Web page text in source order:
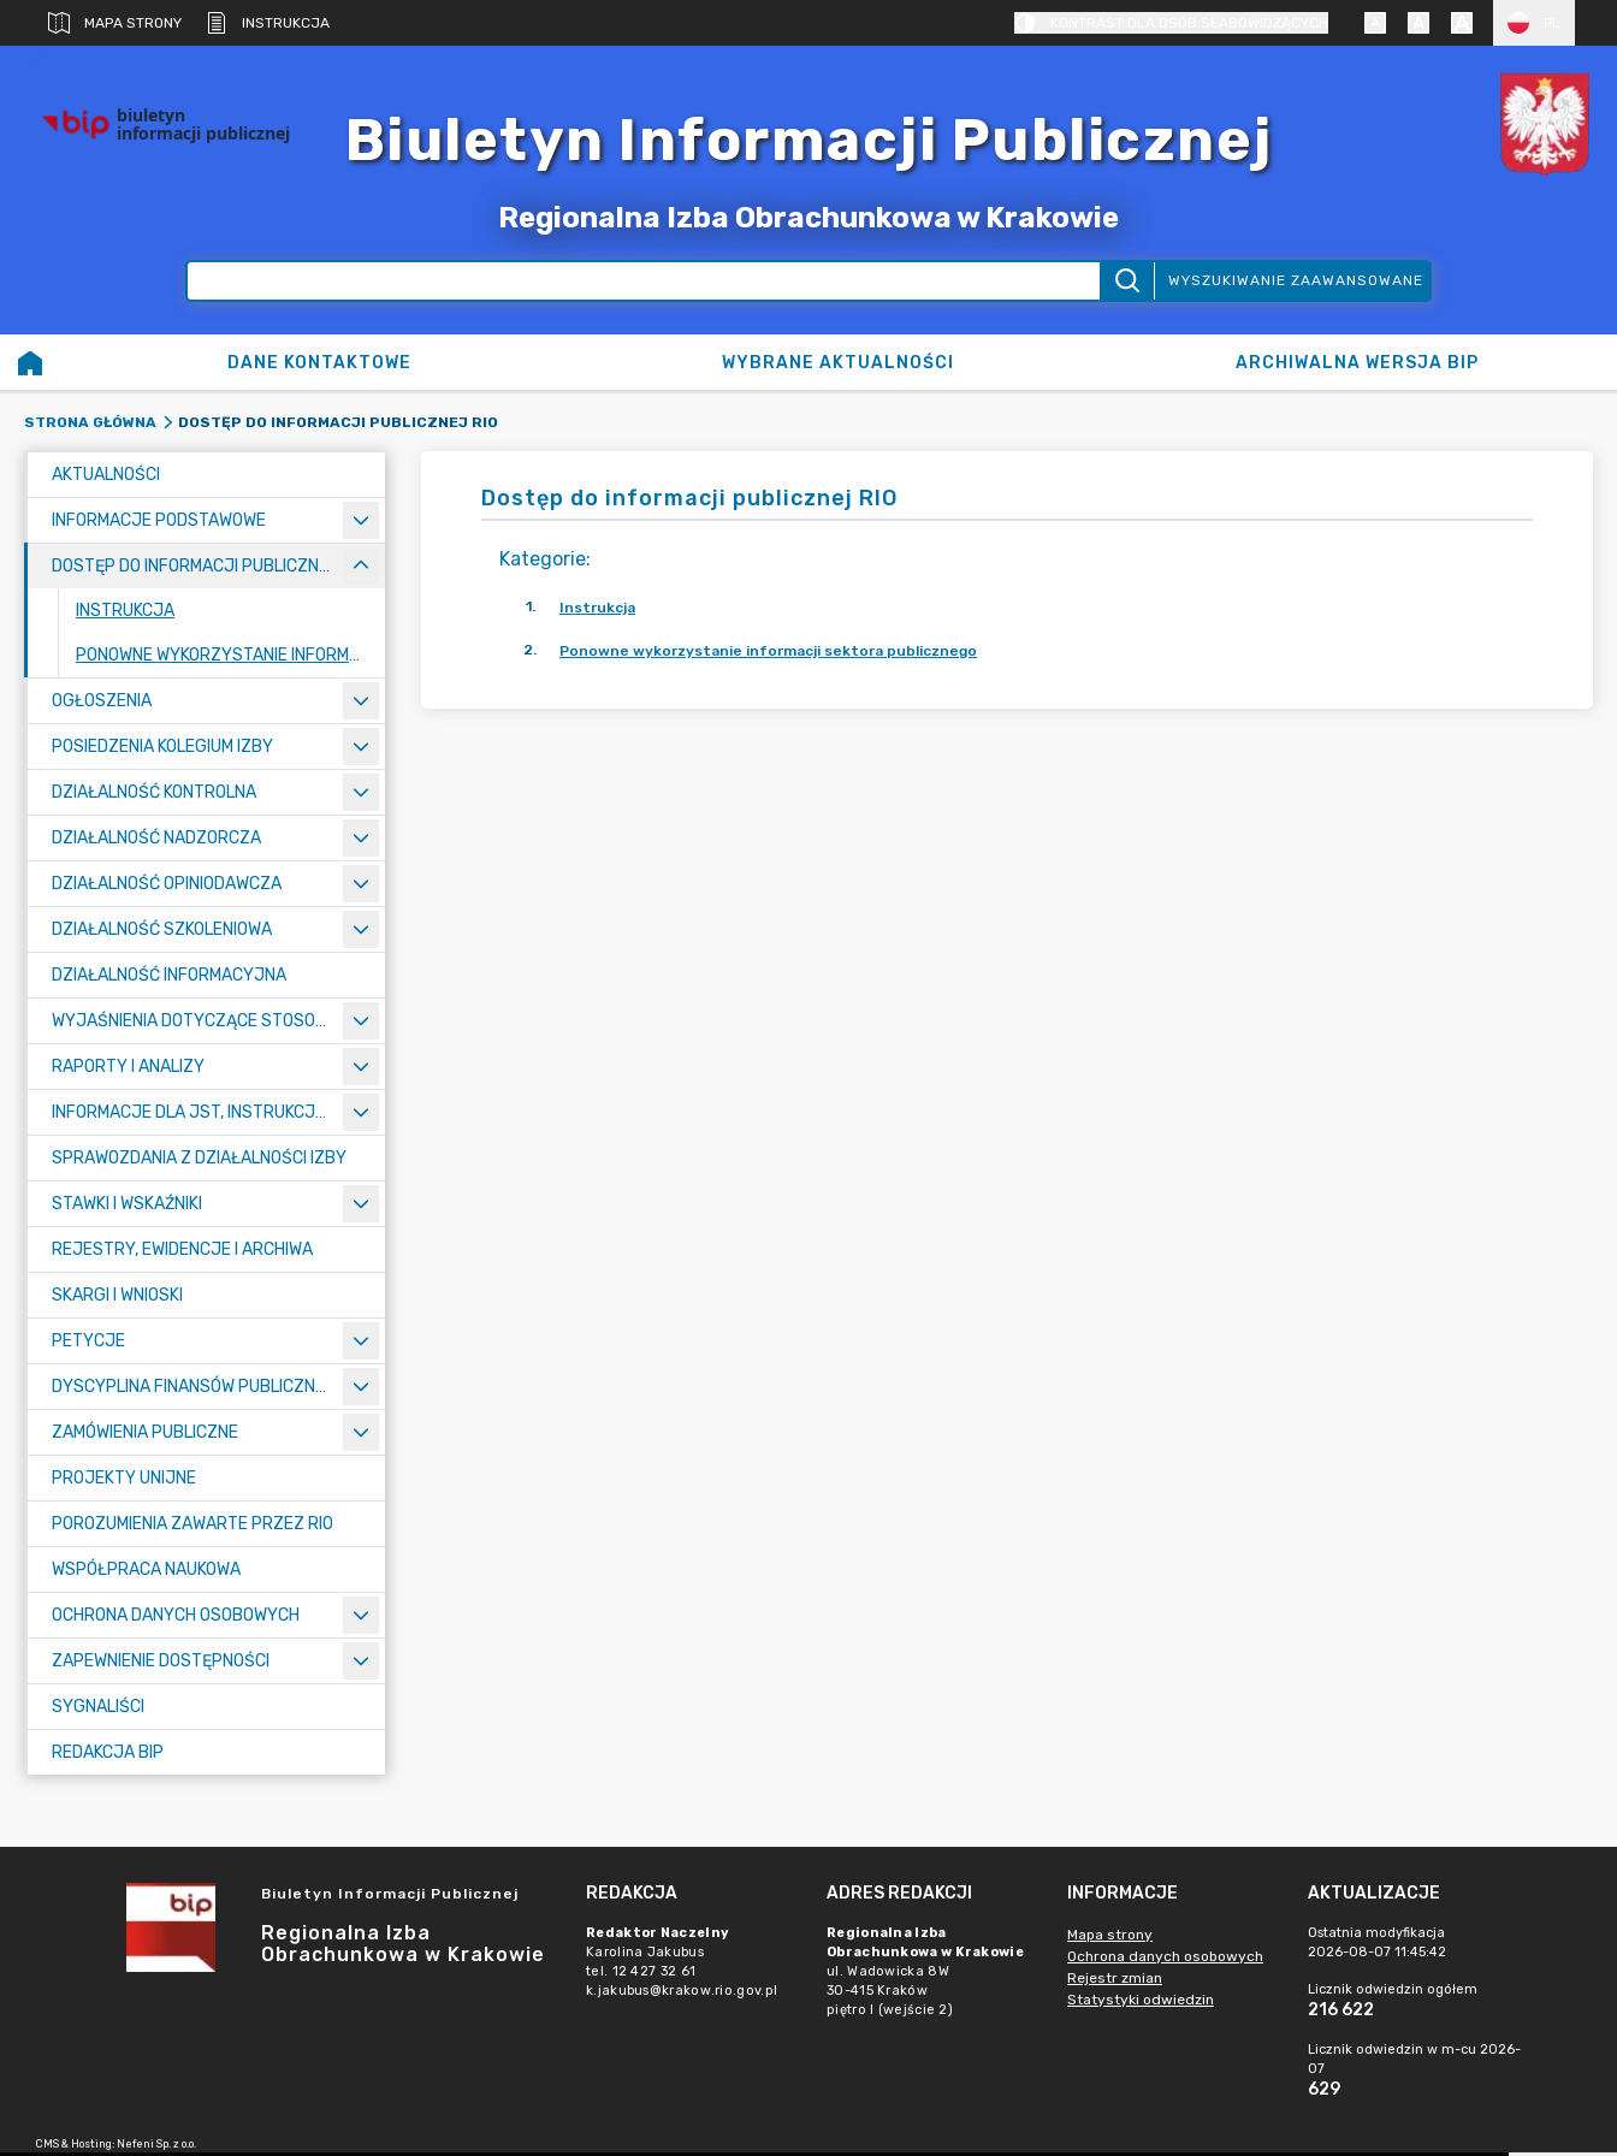
MAPA STRONY INSTRUKCJA
biuletyn
informacji publicznej Biuletyn Informacji Publicznej
Regionalna Izba Obrachunkowa w Krakowie
WYSZUKIWANIE ZAAWANSOWANE
DANE KONTAKTOWE WYBRANE AKTUALNOŚCI ARCHIWALNA WERSJA BIP
STRONA GŁÓWNA DOSTĘP DO INFORMACJI PUBLICZNEJ RIO
AKTUALNOŚCI
INFORMACJE PODSTAWOWE
DOSTĘP DO INFORMACJI PUBLICZNEJ RIO
INSTRUKCJA
PONOWNE WYKORZYSTANIE INFORMACJI SEKTORA PUBLICZNEGO
OGŁOSZENIA
POSIEDZENIA KOLEGIUM IZBY
DZIAŁALNOŚĆ KONTROLNA
DZIAŁALNOŚĆ NADZORCZA
DZIAŁALNOŚĆ OPINIODAWCZA
DZIAŁALNOŚĆ SZKOLENIOWA
DZIAŁALNOŚĆ INFORMACYJNA
WYJAŚNIENIA DOTYCZĄCE STOSOWANIA PRZEPISÓW O FINANSACH PUBLICZNYCH
RAPORTY I ANALIZY
INFORMACJE DLA JST, INSTRUKCJE, SPRAWOZDAWCZOŚĆ
SPRAWOZDANIA Z DZIAŁALNOŚCI IZBY
STAWKI I WSKAŹNIKI
REJESTRY, EWIDENCJE I ARCHIWA
SKARGI I WNIOSKI
PETYCJE
DYSCYPLINA FINANSÓW PUBLICZNYCH
ZAMÓWIENIA PUBLICZNE
PROJEKTY UNIJNE
POROZUMIENIA ZAWARTE PRZEZ RIO
WSPÓŁPRACA NAUKOWA
OCHRONA DANYCH OSOBOWYCH
ZAPEWNIENIE DOSTĘPNOŚCI
SYGNALIŚCI
REDAKCJA BIP
Dostęp do informacji publicznej RIO
Kategorie:
1. Instrukcja
2. Ponowne wykorzystanie informacji sektora publicznego
Biuletyn Informacji Publicznej
Regionalna Izba
Obrachunkowa w Krakowie
REDAKCJA
Redaktor Naczelny
Karolina Jakubus
tel. 12 427 32 61
k.jakubus@krakow.rio.gov.pl
ADRES REDAKCJI
Regionalna Izba
Obrachunkowa w Krakowie
ul. Wadowicka 8W
30-415 Kraków
piętro I (wejście 2)
INFORMACJE
Mapa strony
Ochrona danych osobowych
Rejestr zmian
Statystyki odwiedzin
AKTUALIZACJE
Ostatnia modyfikacja
2026-08-07 11:45:42
Licznik odwiedzin ogółem
216 622
Licznik odwiedzin w m-cu 2026-
07
629
CMS & Hosting: Nefeni Sp. z o.o.